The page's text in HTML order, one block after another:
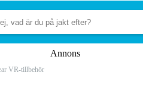
Annons
VR-tillbehör